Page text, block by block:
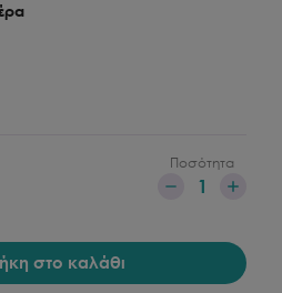
Ποσότητα
1
στο καλάθι